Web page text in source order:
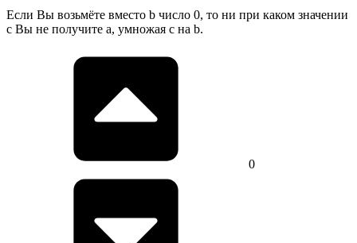
Если Вы возьмёте вместо b число 0, то ни при каком значении
c Вы не получите a, умножая c на b.
0